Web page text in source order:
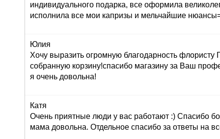
индивидуального подарка, все оформила
исполнила все мои капризы и мельчайшие
Юлия
Хочу выразить огромную благодарность флористу
собранную корзину!спасибо магазину за Ваш
я очень довольна!
Катя
Очень приятные люди у вас работают :) Спасибо
мама довольна. Отдельное спасибо за ответы на